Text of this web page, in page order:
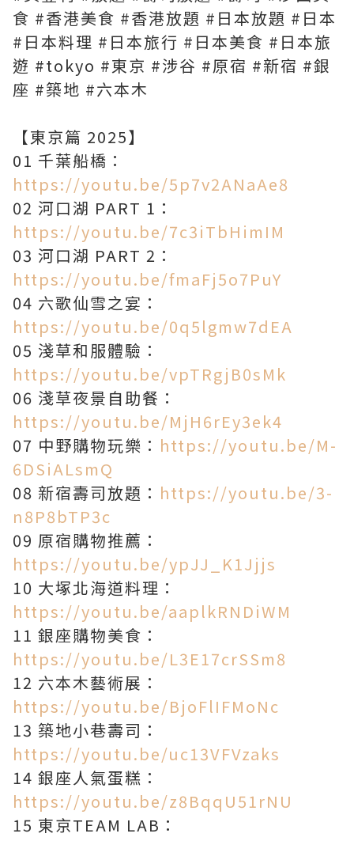
食 #香港美食 #香港放題 #日本放題 #日本
#日本料理 #日本旅行 #日本美食 #日本旅
遊 #tokyo #東京 #涉谷 #原宿 #新宿 #銀
座 #築地 #六本木
【東京篇 2025】
01 千葉船橋：
https://youtu.be/5p7v2ANaAe8
02 河口湖 PART 1：
https://youtu.be/7c3iTbHimIM
03 河口湖 PART 2：
https://youtu.be/fmaFj5o7PuY
04 六歌仙雪之宴：
https://youtu.be/0q5lgmw7dEA
05 淺草和服體驗：
https://youtu.be/vpTRgjB0sMk
06 淺草夜景自助餐：
https://youtu.be/MjH6rEy3ek4
07 中野購物玩樂： https://youtu.be/M-
6DSiALsmQ
08 新宿壽司放題： https://youtu.be/3-
n8P8bTP3c
09 原宿購物推薦：
https://youtu.be/ypJJ_K1Jjjs
10 大塚北海道料理：
https://youtu.be/aaplkRNDiWM
11 銀座購物美食：
https://youtu.be/L3E17crSSm8
12 六本木藝術展：
https://youtu.be/BjoFlIFMoNc
13 築地小巷壽司：
https://youtu.be/uc13VFVzaks
14 銀座人氣蛋糕：
https://youtu.be/z8BqqU51rNU
15 東京TEAM LAB：